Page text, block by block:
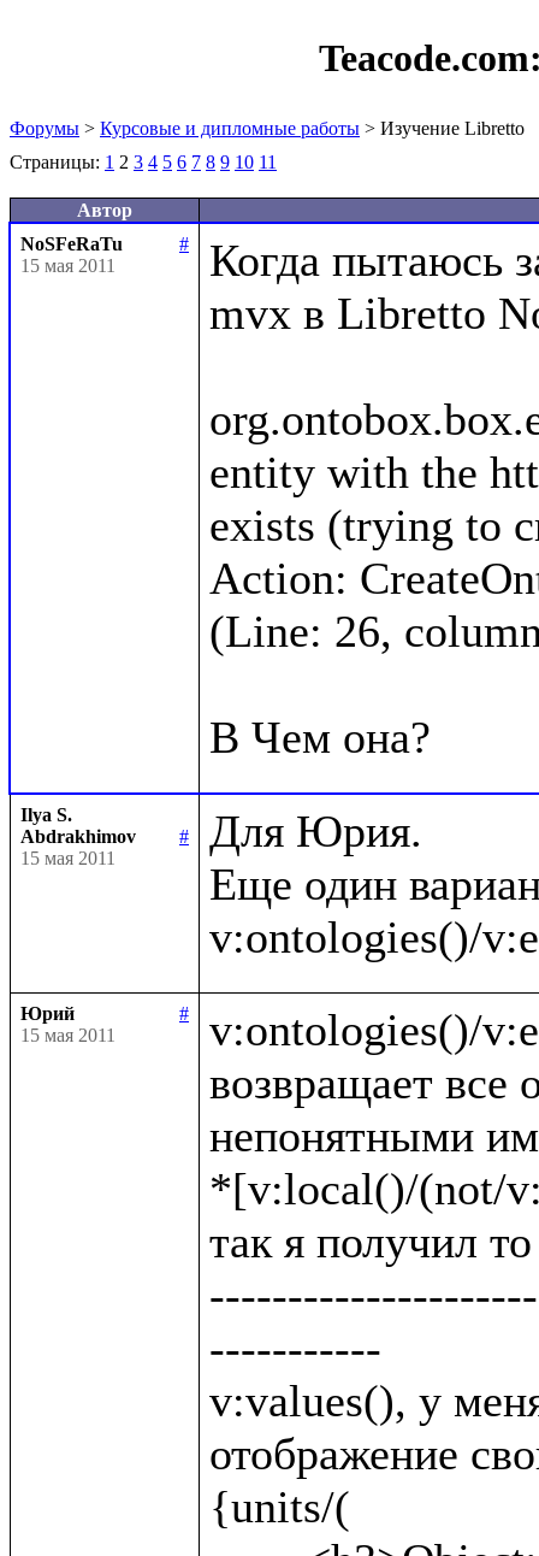
Форумы > Курсовые и дипломные работы > Изучение Libretto
Страницы: 1 2 3 4 5 6 7 8 9 10 11
Автор
NoSFeRaTu
#
15 мая 2011
Когда пытаюсь
mvx в Libretto
entity with the
exists (trying to
Action:
(Line: 26,
Ilya S.
Abdrakhimov
#
15 мая 2011
Для Юрия.
Еще один
Юрий
#
15 мая 2011
v:ontologies()/
возвращает все
непонятными
*[v:local()/(not/
так я получил
-----------
v:values(), у
отображение
{units/(